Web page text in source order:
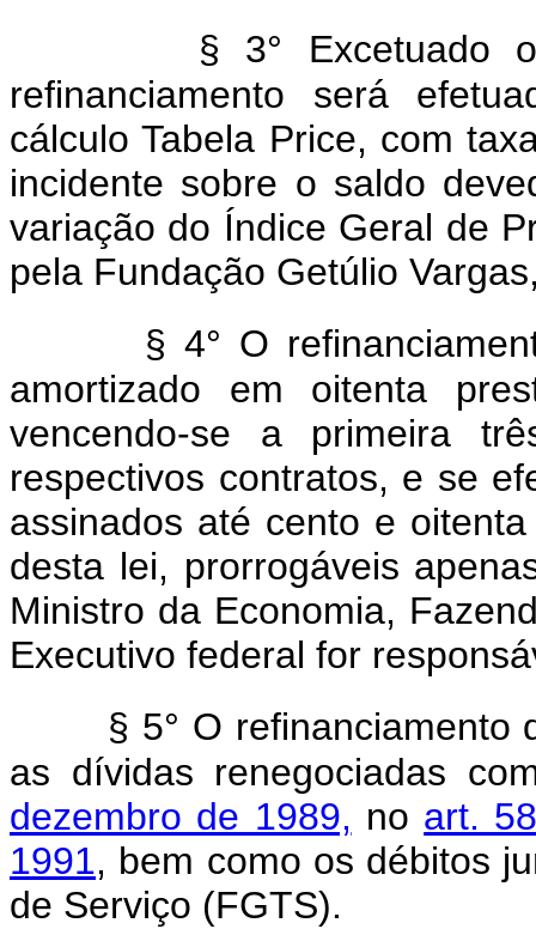
§ 3° Excetuado
refinanciamento será
cálculo Tabela Price, com
incidente sobre o saldo
variação do Índice Geral de
pela Fundação Getúlio
§ 4° O
amortizado em oitenta
vencendo-se a primeira
respectivos contratos, e se
assinados até cento e
desta lei, prorrogáveis
Ministro da Economia,
Executivo federal for
§ 5° O refinanciamento
as dívidas renegociadas
dezembro de 1989, no art.
1991, bem como os débitos
de Serviço (FGTS).